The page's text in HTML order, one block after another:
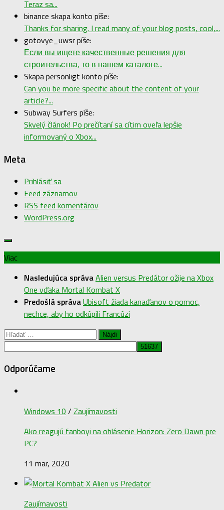
Teraz sa...
binance skapa konto píše:
Thanks for sharing. I read many of your blog posts, cool,...
gotovye_uwsr píše:
Если вы ищете качественные решения для
строительства, то в нашем каталоге...
Skapa personligt konto píše:
Can you be more specific about the content of your
article?...
Subway Surfers píše:
Skvelý článok! Po prečítaní sa cítim oveľa lepšie
informovaný o Xbox...
Meta
Prihlásiť sa
Feed záznamov
RSS feed komentárov
WordPress.org
Viac
Nasledujúca správaAlien versus Predátor ožije na Xbox
One vďaka Mortal Kombat X
Predošlá správaUbisoft žiada kanaďanov o pomoc,
nechce, aby ho odkúpili Francúzi
Hľadať:
Odporúčame
Windows 10 / Zaujímavosti
Ako reagujú fanboyi na ohlásenie Horizon: Zero Dawn pre
PC?
11 mar, 2020
Zaujímavosti